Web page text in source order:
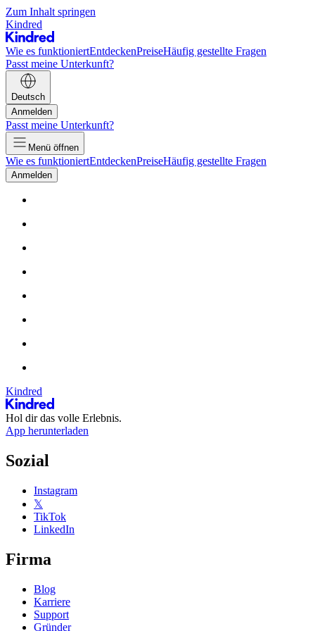
Zum Inhalt springen
Kindred
Wie es funktioniertEntdeckenPreiseHäufig gestellte Fragen
Passt meine Unterkunft?
Deutsch
Anmelden
Passt meine Unterkunft?
Menü öffnen
Wie es funktioniertEntdeckenPreiseHäufig gestellte Fragen
Anmelden
Kindred
Hol dir das volle Erlebnis.
App herunterladen
Sozial
Instagram
𝕏
TikTok
LinkedIn
Firma
Blog
Karriere
Support
Gründer